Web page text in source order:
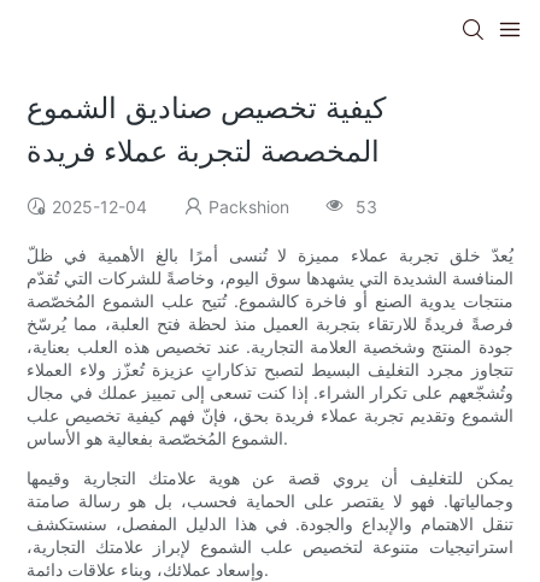
كيفية تخصيص صناديق الشموع
المخصصة لتجربة عملاء فريدة
2025-12-04 Packshion 53
يُعدّ خلق تجربة عملاء مميزة لا تُنسى أمرًا بالغ الأهمية في ظلّ
المنافسة الشديدة التي يشهدها سوق اليوم، وخاصةً للشركات التي تُقدّم
منتجات يدوية الصنع أو فاخرة كالشموع. تُتيح علب الشموع المُخصّصة
فرصةً فريدةً للارتقاء بتجربة العميل منذ لحظة فتح العلبة، مما يُرسّخ
جودة المنتج وشخصية العلامة التجارية. عند تخصيص هذه العلب بعناية،
تتجاوز مجرد التغليف البسيط لتصبح تذكاراتٍ عزيزة تُعزّز ولاء العملاء
وتُشجّعهم على تكرار الشراء. إذا كنت تسعى إلى تمييز عملك في مجال
الشموع وتقديم تجربة عملاء فريدة بحق، فإنّ فهم كيفية تخصيص علب
الشموع المُخصّصة بفعالية هو الأساس.
يمكن للتغليف أن يروي قصة عن هوية علامتك التجارية وقيمها
وجمالياتها. فهو لا يقتصر على الحماية فحسب، بل هو رسالة صامتة
تنقل الاهتمام والإبداع والجودة. في هذا الدليل المفصل، سنستكشف
استراتيجيات متنوعة لتخصيص علب الشموع لإبراز علامتك التجارية،
وإسعاد عملائك، وبناء علاقات دائمة.